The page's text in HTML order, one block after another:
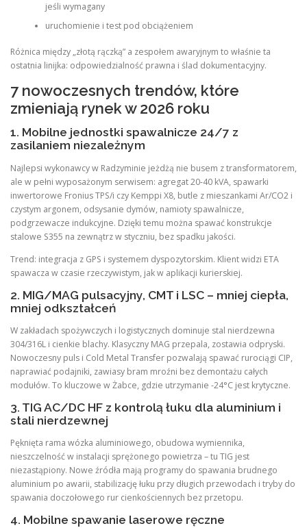
jeśli wymagany
uruchomienie i test pod obciążeniem
Różnica między „złotą rączką” a zespołem awaryjnym to właśnie ta
ostatnia linijka: odpowiedzialność prawna i ślad dokumentacyjny.
7 nowoczesnych trendów, które
zmieniają rynek w 2026 roku
1. Mobilne jednostki spawalnicze 24/7 z
zasilaniem niezależnym
Najlepsi wykonawcy w Radzyminie jeżdżą nie busem z transformatorem,
ale w pełni wyposażonym serwisem: agregat 20-40 kVA, spawarki
inwertorowe Fronius TPS/i czy Kemppi X8, butle z mieszankami Ar/CO2 i
czystym argonem, odsysanie dymów, namioty spawalnicze,
podgrzewacze indukcyjne. Dzięki temu można spawać konstrukcje
stalowe S355 na zewnątrz w styczniu, bez spadku jakości.
Trend: integracja z GPS i systemem dyspozytorskim. Klient widzi ETA
spawacza w czasie rzeczywistym, jak w aplikacji kurierskiej.
2. MIG/MAG pulsacyjny, CMT i LSC – mniej ciepła,
mniej odkształceń
W zakładach spożywczych i logistycznych dominuje stal nierdzewna
304/316L i cienkie blachy. Klasyczny MAG przepala, zostawia odpryski.
Nowoczesny puls i Cold Metal Transfer pozwalają spawać rurociągi CIP,
naprawiać podajniki, zawiasy bram mroźni bez demontażu całych
modułów. To kluczowe w Żabce, gdzie utrzymanie -24°C jest krytyczne.
3. TIG AC/DC HF z kontrolą łuku dla aluminium i
stali nierdzewnej
Pęknięta rama wózka aluminiowego, obudowa wymiennika,
nieszczelność w instalacji sprężonego powietrza – tu TIG jest
niezastąpiony. Nowe źródła mają programy do spawania brudnego
aluminium po awarii, stabilizację łuku przy długich przewodach i tryby do
spawania doczołowego rur cienkościennych bez przetopu.
4. Mobilne spawanie laserowe ręczne